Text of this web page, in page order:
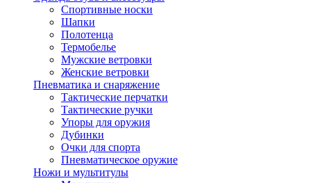
Спортивные носки
Шапки
Полотенца
Термобелье
Мужские ветровки
Женские ветровки
Пневматика и снаряжение
Тактические перчатки
Тактические ручки
Упоры для оружия
Дубинки
Очки для спорта
Пневматическое оружие
Ножи и мультитулы